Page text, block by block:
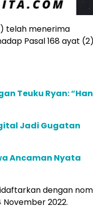
telah menerima
Pasal 168 ayat (2)
Teuku Ryan:
Jadi Gugatan
Ancaman Nyata
dengan
November 2022.